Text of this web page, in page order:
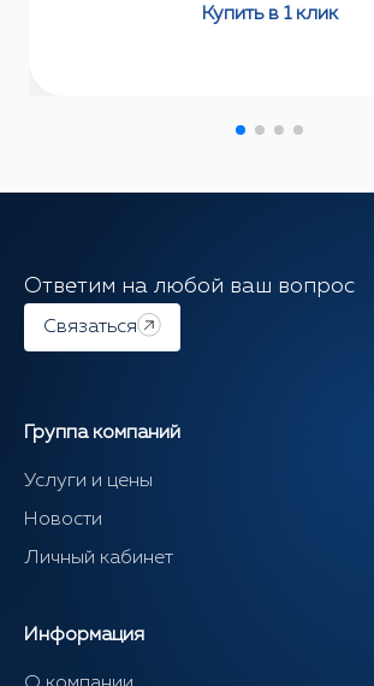
Купить в 1 клик
Ответим на любой ваш вопрос
Связаться
Группа компаний
Услуги и цены
Новости
Личный кабинет
Информация